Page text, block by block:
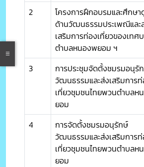
2
โครงการฝึกอบรมและศึกษา
ด้านวัฒนธรรมประเพณีและ
เสริมการท่องเที่ยวของเทศ
ตำบลหนองพยอม ฯ
3
การประชุมจัดตั้งชมรมอนุรั
วัฒนธรรมและส่งเสริมการ
เที่ยวชุมชนไทยพวนตำบลห
ยอม
4
การจัดตั้งชมรมอนุรักษ์
วัฒนธรรมและส่งเสริมการ
เที่ยวชุมชนไทยพวนตำบลห
ยอม